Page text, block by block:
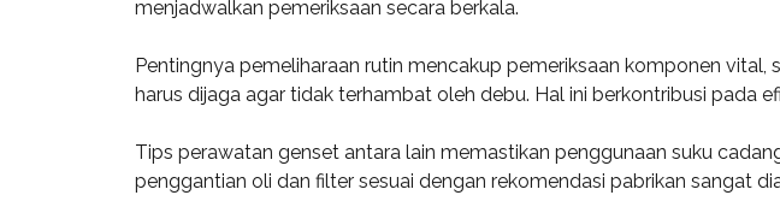
menjadwalkan pemeriksaan secara berkala.
Pentingnya pemeliharaan rutin mencakup pemeriksaan komponen vital,
harus dijaga agar tidak terhambat oleh debu. Hal ini berkontribusi pada
Tips perawatan genset antara lain memastikan penggunaan suku
penggantian oli dan filter sesuai dengan rekomendasi pabrikan sangat